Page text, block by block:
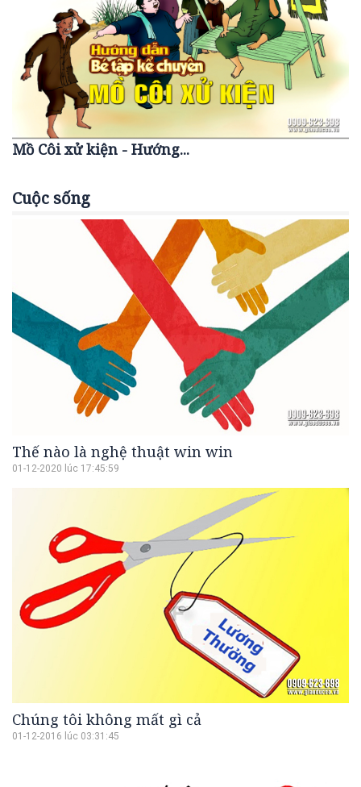
Mồ Côi xử kiện - Hướng...
Cuộc sống
Thế nào là nghệ thuật win win
01-12-2020 lúc 17:45:59
Chúng tôi không mất gì cả
01-12-2016 lúc 03:31:45